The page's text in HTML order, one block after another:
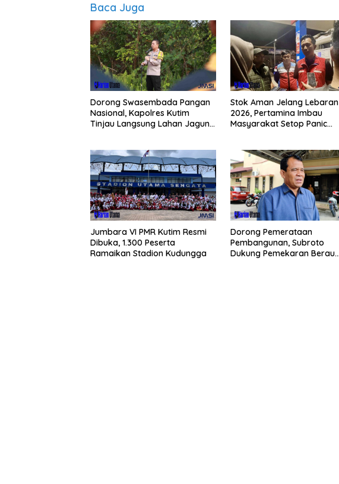
Baca Juga
Dorong Swasembada Pangan
Nasional, Kapolres Kutim
Tinjau Langsung Lahan Jagung
Stok Aman Jelang Lebaran
2026, Pertamina Imbau
Masyarakat Setop Panic
Jumbara VI PMR Kutim Resmi
Dibuka, 1.300 Peserta
Ramaikan Stadion Kudungga
Dorong Pemerataan
Pembangunan, Subroto
Dukung Pemekaran Berau